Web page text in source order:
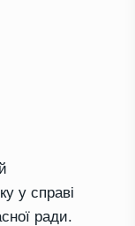
у справі
ради.